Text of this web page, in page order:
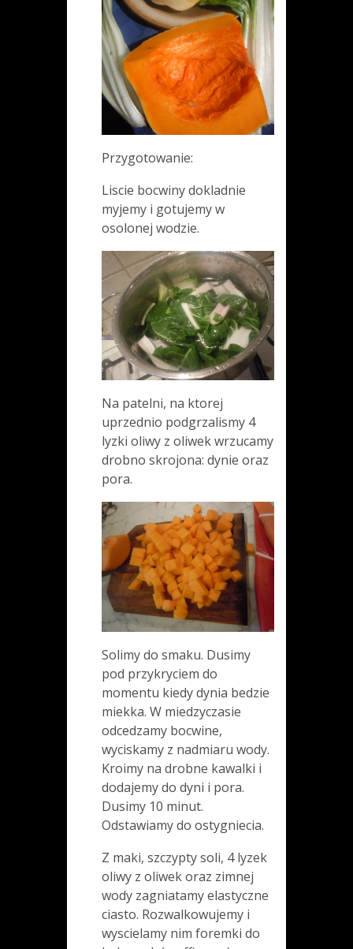
Przygotowanie:
Liscie bocwiny dokladnie
myjemy i gotujemy w
osolonej wodzie.
Na patelni, na ktorej
uprzednio podgrzalismy 4
lyzki oliwy z oliwek wrzucamy
drobno skrojona: dynie oraz
pora.
Solimy do smaku. Dusimy
pod przykryciem do
momentu kiedy dynia bedzie
miekka. W miedzyczasie
odcedzamy bocwine,
wyciskamy z nadmiaru wody.
Kroimy na drobne kawalki i
dodajemy do dyni i pora.
Dusimy 10 minut.
Odstawiamy do ostygniecia.
Z maki, szczypty soli, 4 lyzek
oliwy z oliwek oraz zimnej
wody zagniatamy elastyczne
ciasto. Rozwalkowujemy i
wyscielamy nim foremki do